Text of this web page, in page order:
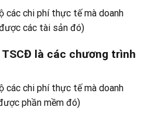
các chi phí thực tế mà doanh
các tài sản đó)
TSCĐ là các chương trình
các chi phí thực tế mà doanh
phần mềm đó)